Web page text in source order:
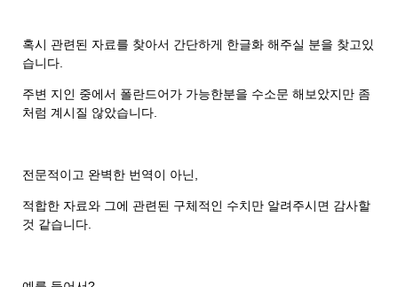
혹시 관련된 자료를 찾아서 간단하게 한글화 해주실 분을 찾고있
습니다.
주변 지인 중에서 폴란드어가 가능한분을 수소문 해보았지만 좀
처럼 계시질 않았습니다.
전문적이고 완벽한 번역이 아닌,
적합한 자료와 그에 관련된 구체적인 수치만 알려주시면 감사할
것 같습니다.